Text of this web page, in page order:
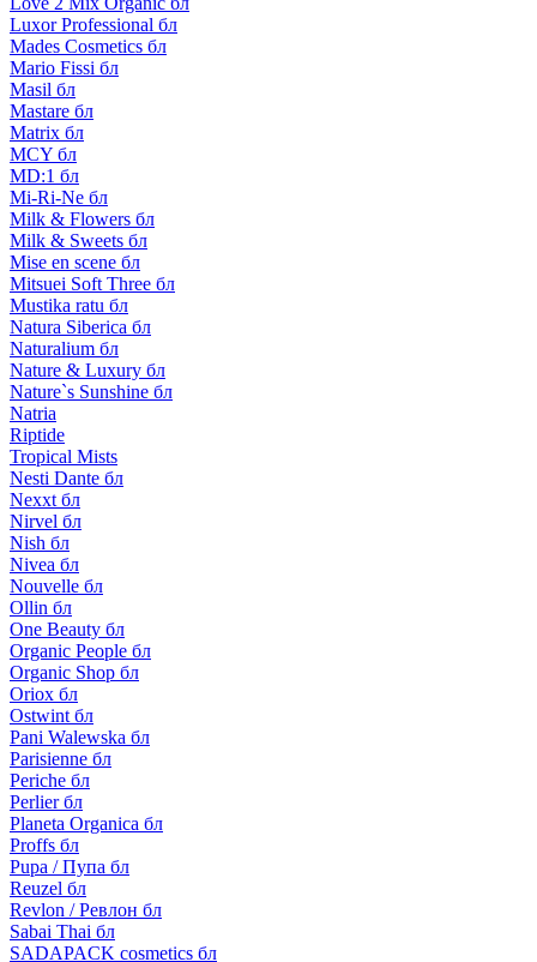
Luxor Professional бл
Mades Cosmetics бл
Mario Fissi бл
Masil бл
Mastare бл
Matrix бл
MCY бл
MD:1 бл
Mi-Ri-Ne бл
Milk & Flowers бл
Milk & Sweets бл
Mise en scene бл
Mitsuei Soft Three бл
Mustika ratu бл
Natura Siberica бл
Naturalium бл
Nature & Luxury бл
Nature`s Sunshine бл
Natria
Riptide
Tropical Mists
Nesti Dante бл
Nexxt бл
Nirvel бл
Nish бл
Nivea бл
Nouvelle бл
Ollin бл
One Beauty бл
Organic People бл
Organic Shop бл
Oriox бл
Ostwint бл
Pani Walewska бл
Parisienne бл
Periche бл
Perlier бл
Planeta Organica бл
Proffs бл
Pupa / Пупа бл
Reuzel бл
Revlon / Ревлон бл
Sabai Thai бл
SADAPACK cosmetics бл